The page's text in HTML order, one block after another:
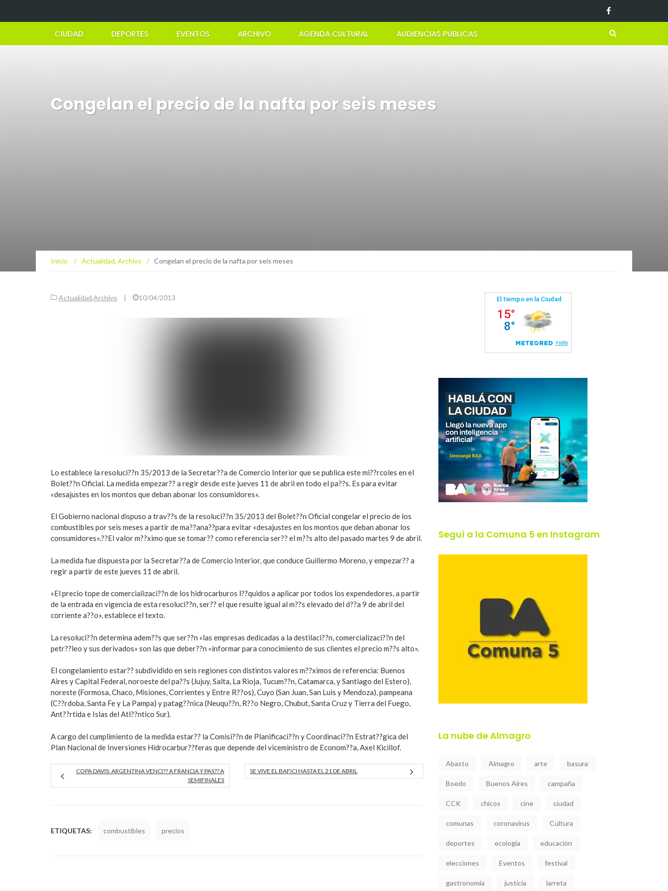
CIUDAD DEPORTES EVENTOS ARCHIVO AGENDA CULTURAL AUDIENCIAS PÚBLICAS
Congelan el precio de la nafta por seis meses
Inicio / Actualidad, Archivo / Congelan el precio de la nafta por seis meses
Actualidad,Archivo | 10/04/2013
Lo establece la resoluci??n 35/2013 de la Secretar??a de Comercio Interior que se publica este mi??rcoles en el
Bolet??n Oficial. La medida empezar?? a regir desde este jueves 11 de abril en todo el pa??s. Es para evitar
«desajustes en los montos que deban abonar los consumidores».
El Gobierno nacional dispuso a trav??s de la resoluci??n 35/2013 del Bolet??n Oficial congelar el precio de los
combustibles por seis meses a partir de ma??ana??para evitar «desajustes en los montos que deban abonar los
consumidores».??El valor m??ximo que se tomar?? como referencia ser?? el m??s alto del pasado martes 9 de abril.
La medida fue dispuesta por la Secretar??a de Comercio Interior, que conduce Guillermo Moreno, y empezar?? a
regir a partir de este jueves 11 de abril.
«El precio tope de comercializaci??n de los hidrocarburos l??quidos a aplicar por todos los expendedores, a partir
de la entrada en vigencia de esta resoluci??n, ser?? el que resulte igual al m??s elevado del d??a 9 de abril del
corriente a??o», establece el texto.
La resoluci??n determina adem??s que ser??n «las empresas dedicadas a la destilaci??n, comercializaci??n del
petr??leo y sus derivados» son las que deber??n «informar para conocimiento de sus clientes el precio m??s alto».
El congelamiento estar?? subdividido en seis regiones con distintos valores m??ximos de referencia: Buenos
Aires y Capital Federal, noroeste del pa??s (Jujuy, Salta, La Rioja, Tucum??n, Catamarca, y Santiago del Estero),
noreste (Formosa, Chaco, Misiones, Corrientes y Entre R??os), Cuyo (San Juan, San Luis y Mendoza), pampeana
(C??rdoba, Santa Fe y La Pampa) y patag??nica (Neuqu??n, R??o Negro, Chubut, Santa Cruz y Tierra del Fuego,
Ant??rtida e Islas del Atl??ntico Sur).
A cargo del cumplimiento de la medida estar?? la Comisi??n de Planificaci??n y Coordinaci??n Estrat??gica del
Plan Nacional de Inversiones Hidrocarbur??feras que depende del viceministro de Econom??a, Axel Kicillof.
COPA DAVIS: ARGENTINA VENCI?? A FRANCIA Y PAS?? A
SEMIFINALES
SE VIVE EL BAFICI HASTA EL 21 DE ABRIL
ETIQUETAS: combustibles precios
Seguí a la Comuna 5 en Instagram
La nube de Almagro
Abasto Almagro arte basura
Boedo Buenos Aires campaña
CCK chicos cine ciudad
comunas coronavirus Cultura
deportes ecología educación
elecciones Eventos festival
gastronomía justicia larreta